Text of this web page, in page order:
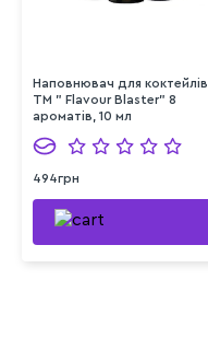
Наповнювач для коктейлів,
TM " Flavour Blaster" 8
ароматів, 10 мл
494грн